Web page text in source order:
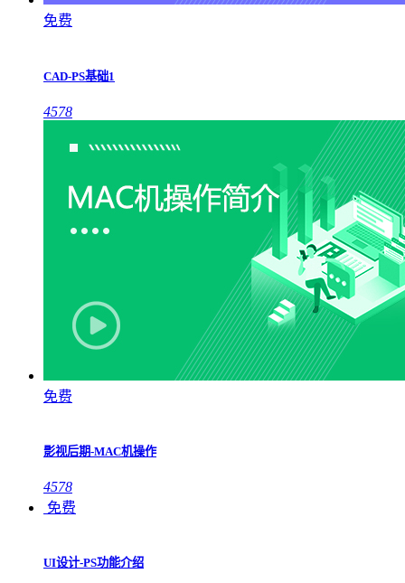
免费
CAD-PS基础1
4578
免费
影视后期-MAC机操作
4578
免费
UI设计-PS功能介绍